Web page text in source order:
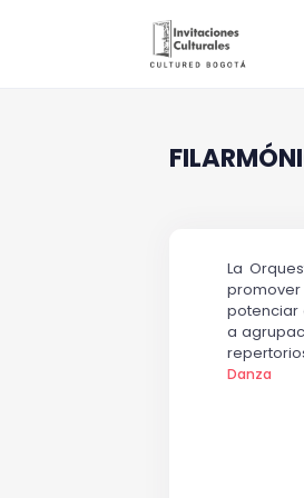
La
potenciar
a
Danza